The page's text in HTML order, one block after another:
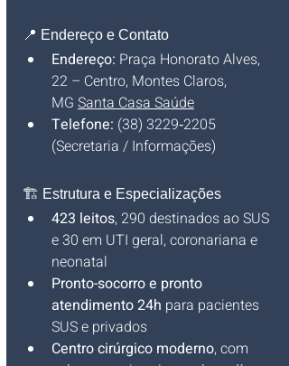
📍 Endereço e Contato
Endereço: Praça Honorato Alves,
22 – Centro, Montes Claros,
MG Santa Casa Saúde
Telefone: (38) 3229‑2205
(Secretaria / Informações)
🏗️ Estrutura e Especializações
423 leitos, 290 destinados ao SUS
e 30 em UTI geral, coronariana e
neonatal
Pronto-socorro e pronto
atendimento 24h para pacientes
SUS e privados
Centro cirúrgico moderno, com